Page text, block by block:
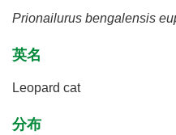
Prionailurus bengalensis
英名
Leopard cat
分布